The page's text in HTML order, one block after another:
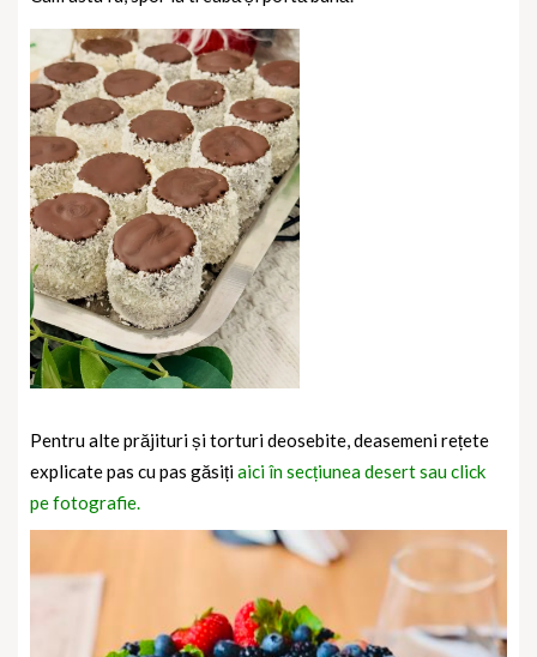
Pentru alte prăjituri și torturi deosebite, deasemeni rețete
explicate pas cu pas găsițiaici în secțiunea desert sau click
pe fotografie.